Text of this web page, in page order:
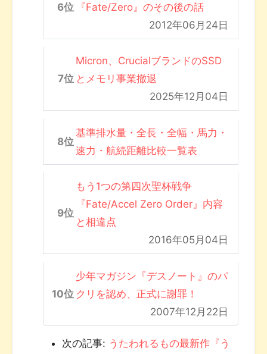
『Fate/Zero』のその後の話
2012年06月24日
Micron、CrucialブランドのSSD
とメモリ事業撤退
2025年12月04日
基準排水量・全長・全幅・馬力・
速力・航続距離比較一覧表
もう1つの第四次聖杯戦争
『Fate/Accel Zero Order』内容
と相違点
2016年05月04日
少年マガジン『デスノート』のパ
クリを認め、正式に謝罪！
2007年12月22日
次の記事: うたわれるもの最新作『う